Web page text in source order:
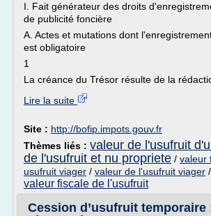
I. Fait générateur des droits
de publicité foncière
A. Actes et mutations dont
est obligatoire
1
La créance du Trésor résulte de la
Lire la suite
Site : http://bofip.impots.gouv.fr
Thèmes liés : valeur de l'usufruit
de l'usufruit et nu propriete / valeur
usufruit viager / valeur de l'usufruit viager /
valeur fiscale de l'usufruit
Cession d’usufruit temporaire